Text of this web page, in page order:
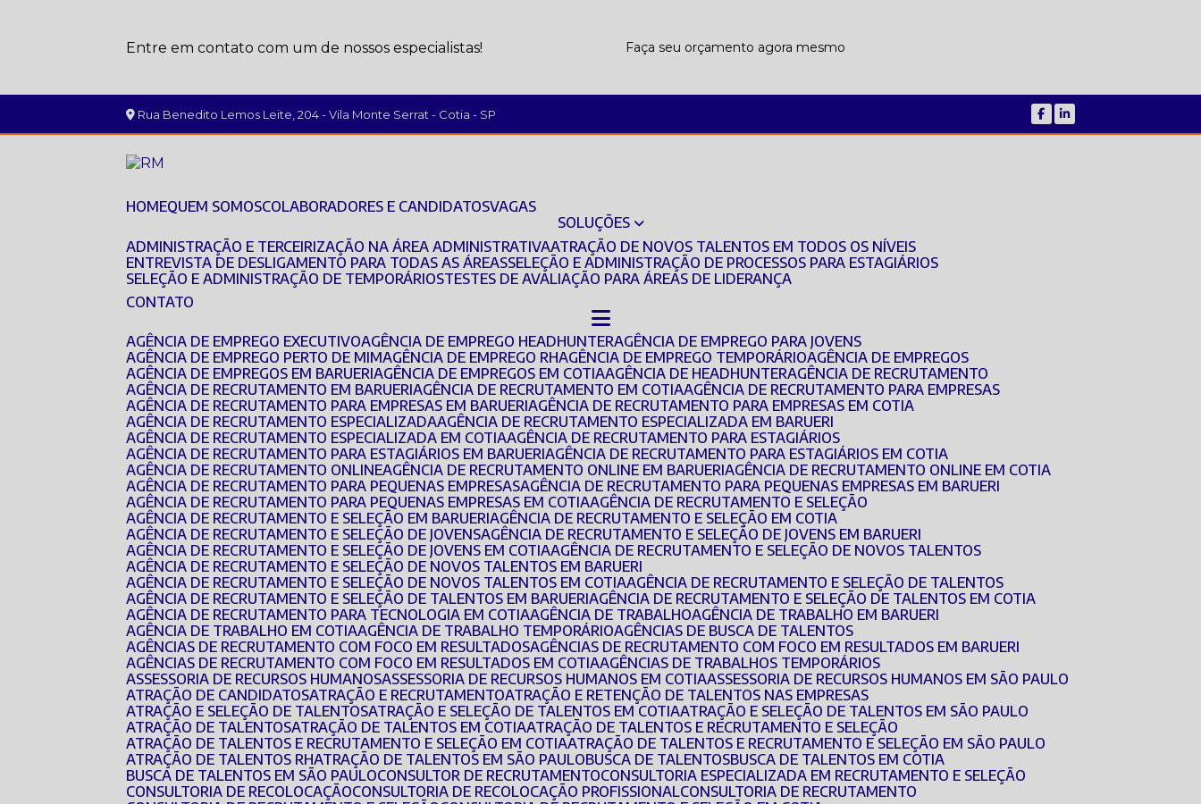
Entre em contato com um de nossos especialistas! Faça seu orçamento agora mesmo
Rua Benedito Lemos Leite, 204 - Vila Monte Serrat - Cotia - SP
HOME QUEM SOMOS COLABORADORES E CANDIDATOS VAGAS
SOLUÇÕES
ADMINISTRAÇÃO E TERCEIRIZAÇÃO NA ÁREA ADMINISTRATIVA ATRAÇÃO DE NOVOS TALENTOS EM TODOS OS NÍVEIS
ENTREVISTA DE DESLIGAMENTO PARA TODAS AS ÁREAS SELEÇÃO E ADMINISTRAÇÃO DE PROCESSOS PARA ESTAGIÁRIOS
SELEÇÃO E ADMINISTRAÇÃO DE TEMPORÁRIOS TESTES DE AVALIAÇÃO PARA ÁREAS DE LIDERANÇA
CONTATO
AGÊNCIA DE EMPREGO EXECUTIVO AGÊNCIA DE EMPREGO HEADHUNTER AGÊNCIA DE EMPREGO PARA JOVENS
AGÊNCIA DE EMPREGO PERTO DE MIM AGÊNCIA DE EMPREGO RH AGÊNCIA DE EMPREGO TEMPORÁRIO AGÊNCIA DE EMPREGOS
AGÊNCIA DE EMPREGOS EM BARUERI AGÊNCIA DE EMPREGOS EM COTIA AGÊNCIA DE HEADHUNTER AGÊNCIA DE RECRUTAMENTO
AGÊNCIA DE RECRUTAMENTO EM BARUERI AGÊNCIA DE RECRUTAMENTO EM COTIA AGÊNCIA DE RECRUTAMENTO PARA EMPRESAS
AGÊNCIA DE RECRUTAMENTO PARA EMPRESAS EM BARUERI AGÊNCIA DE RECRUTAMENTO PARA EMPRESAS EM COTIA
AGÊNCIA DE RECRUTAMENTO ESPECIALIZADA AGÊNCIA DE RECRUTAMENTO ESPECIALIZADA EM BARUERI
AGÊNCIA DE RECRUTAMENTO ESPECIALIZADA EM COTIA AGÊNCIA DE RECRUTAMENTO PARA ESTAGIÁRIOS
AGÊNCIA DE RECRUTAMENTO PARA ESTAGIÁRIOS EM BARUERI AGÊNCIA DE RECRUTAMENTO PARA ESTAGIÁRIOS EM COTIA
AGÊNCIA DE RECRUTAMENTO ONLINE AGÊNCIA DE RECRUTAMENTO ONLINE EM BARUERI AGÊNCIA DE RECRUTAMENTO ONLINE EM COTIA
AGÊNCIA DE RECRUTAMENTO PARA PEQUENAS EMPRESAS AGÊNCIA DE RECRUTAMENTO PARA PEQUENAS EMPRESAS EM BARUERI
AGÊNCIA DE RECRUTAMENTO PARA PEQUENAS EMPRESAS EM COTIA AGÊNCIA DE RECRUTAMENTO E SELEÇÃO
AGÊNCIA DE RECRUTAMENTO E SELEÇÃO EM BARUERI AGÊNCIA DE RECRUTAMENTO E SELEÇÃO EM COTIA
AGÊNCIA DE RECRUTAMENTO E SELEÇÃO DE JOVENS AGÊNCIA DE RECRUTAMENTO E SELEÇÃO DE JOVENS EM BARUERI
AGÊNCIA DE RECRUTAMENTO E SELEÇÃO DE JOVENS EM COTIA AGÊNCIA DE RECRUTAMENTO E SELEÇÃO DE NOVOS TALENTOS
AGÊNCIA DE RECRUTAMENTO E SELEÇÃO DE NOVOS TALENTOS EM BARUERI
AGÊNCIA DE RECRUTAMENTO E SELEÇÃO DE NOVOS TALENTOS EM COTIA AGÊNCIA DE RECRUTAMENTO E SELEÇÃO DE TALENTOS
AGÊNCIA DE RECRUTAMENTO E SELEÇÃO DE TALENTOS EM BARUERI AGÊNCIA DE RECRUTAMENTO E SELEÇÃO DE TALENTOS EM COTIA
AGÊNCIA DE RECRUTAMENTO PARA TECNOLOGIA EM COTIA AGÊNCIA DE TRABALHO AGÊNCIA DE TRABALHO EM BARUERI
AGÊNCIA DE TRABALHO EM COTIA AGÊNCIA DE TRABALHO TEMPORÁRIO AGÊNCIAS DE BUSCA DE TALENTOS
AGÊNCIAS DE RECRUTAMENTO COM FOCO EM RESULTADOS AGÊNCIAS DE RECRUTAMENTO COM FOCO EM RESULTADOS EM BARUERI
AGÊNCIAS DE RECRUTAMENTO COM FOCO EM RESULTADOS EM COTIA AGÊNCIAS DE TRABALHOS TEMPORÁRIOS
ASSESSORIA DE RECURSOS HUMANOS ASSESSORIA DE RECURSOS HUMANOS EM COTIA ASSESSORIA DE RECURSOS HUMANOS EM SÃO PAULO
ATRAÇÃO DE CANDIDATOS ATRAÇÃO E RECRUTAMENTO ATRAÇÃO E RETENÇÃO DE TALENTOS NAS EMPRESAS
ATRAÇÃO E SELEÇÃO DE TALENTOS ATRAÇÃO E SELEÇÃO DE TALENTOS EM COTIA ATRAÇÃO E SELEÇÃO DE TALENTOS EM SÃO PAULO
ATRAÇÃO DE TALENTOS ATRAÇÃO DE TALENTOS EM COTIA ATRAÇÃO DE TALENTOS E RECRUTAMENTO E SELEÇÃO
ATRAÇÃO DE TALENTOS E RECRUTAMENTO E SELEÇÃO EM COTIA ATRAÇÃO DE TALENTOS E RECRUTAMENTO E SELEÇÃO EM SÃO PAULO
ATRAÇÃO DE TALENTOS RH ATRAÇÃO DE TALENTOS EM SÃO PAULO BUSCA DE TALENTOS BUSCA DE TALENTOS EM COTIA
BUSCA DE TALENTOS EM SÃO PAULO CONSULTOR DE RECRUTAMENTO CONSULTORIA ESPECIALIZADA EM RECRUTAMENTO E SELEÇÃO
CONSULTORIA DE RECOLOCAÇÃO CONSULTORIA DE RECOLOCAÇÃO PROFISSIONAL CONSULTORIA DE RECRUTAMENTO